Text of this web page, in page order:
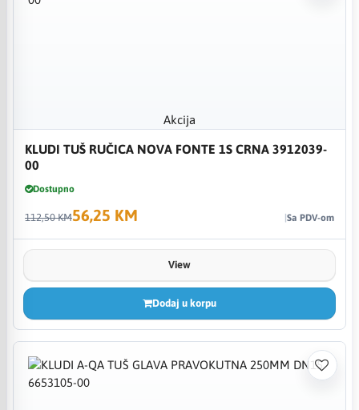
Akcija
KLUDI TUŠ RUČICA NOVA FONTE 1S CRNA 3912039-
00
Dostupno
112,50 KM56,25 KM Sa PDV-om
View
Dodaj u korpu